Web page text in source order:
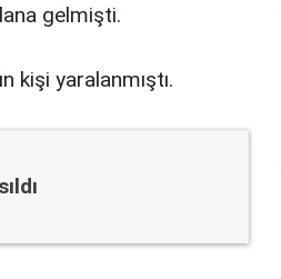
gelmişti.
kişi yaralanmıştı.